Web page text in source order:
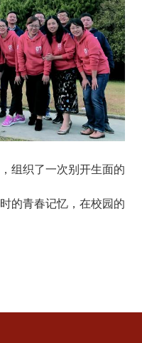
组织了一次别开生面的
的青春记忆，在校园的